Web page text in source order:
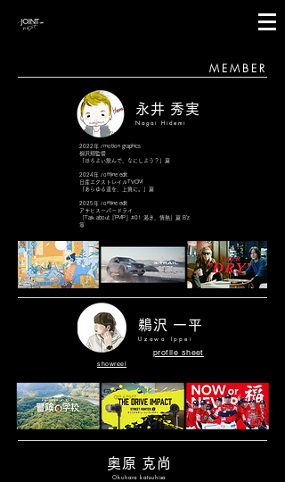
MEMBER
永井 秀実
Nagai Hidemi
2022年 /motion graphics
柳沢翔監督
「ほろよい飲んで、なにしよう？」篇
2024年 /offline edit
日産エクストレイルTVCM
「あらゆる道を、上質に。」篇
2025年 /offline edit
アサヒスーパードライ
「Talk about『FMP』#01 渇き、情熱」篇 B'z
等
鵜沢 一平
Uzawa Ippei
profile sheet
showreel
奥原 克尚
Okuhara katsuhisa